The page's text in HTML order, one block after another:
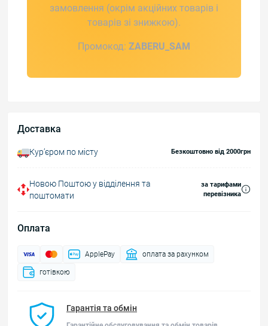
замовлення (окрім акційних товарів і
товарів зі знижкою).
Промокод: ZABERU_SAM
Доставка
Курʼєром по місту Безкоштовно від 2000грн
Новою Поштою у відділення та
поштомати
за тарифами
перевізника
Оплата
ApplePay оплата за рахунком
готівкою
Гарантія та обмін